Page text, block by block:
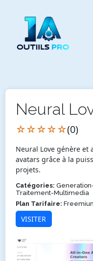
Neural
☆☆☆☆☆(0)
Neural Love génère et
avatars grâce à la
projets.
Catégories:
Traitement-Multimedia
Plan Tarifaire:
VISITER